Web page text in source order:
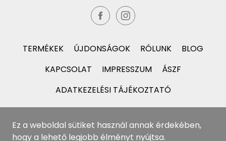
TERMÉKEK ÚJDONSÁGOK RÓLUNK
BLOG
KAPCSOLAT
IMPRESSZUM
ÁSZF
ADATKEZELÉSI TÁJÉKOZTATÓ
Ez a weboldal sütiket használ annak érdekében,
hogy a lehető legjobb élményt nyújtsa.